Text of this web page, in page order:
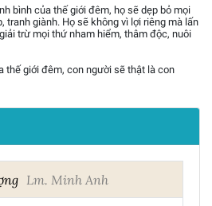
bình của thế giới đêm, họ sẽ dẹp bỏ mọi
tranh giành. Họ sẽ không vì lợi riêng mà lấn
trừ mọi thứ nham hiểm, thâm độc, nuôi
thế giới đêm, con người sẽ thật là con
Lm. Minh Anh